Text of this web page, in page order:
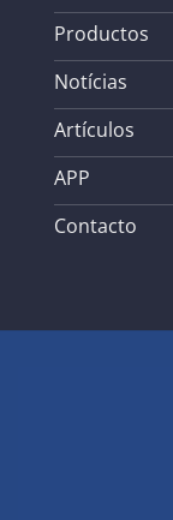
Productos
Notícias
Artículos
APP
Contacto